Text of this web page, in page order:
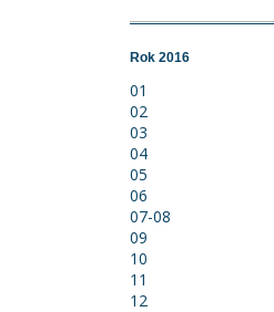
Rok 2016
01
02
03
04
05
06
07-08
09
10
11
12